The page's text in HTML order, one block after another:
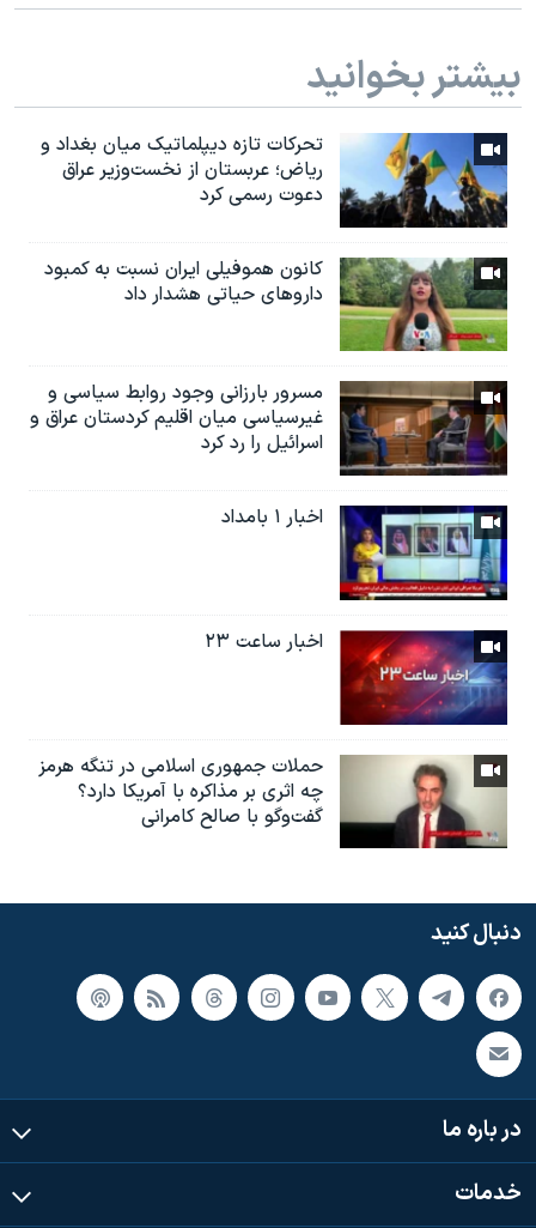
بیشتر بخوانید
تحرکات تازه دیپلماتیک میان بغداد و
ریاض؛ عربستان از نخست‌وزیر عراق
دعوت رسمی کرد
کانون هموفیلی ایران نسبت به کمبود
داروهای حیاتی هشدار داد
مسرور بارزانی وجود روابط سیاسی و
غیرسیاسی میان اقلیم کردستان عراق و
اسرائيل را رد کرد
اخبار ۱ بامداد
اخبار ساعت ۲۳
حملات جمهوری اسلامی در تنگه هرمز
چه اثری بر مذاکره با آمریکا دارد؟
گفت‌وگو با صالح کامرانی
دنبال کنید
در باره ما
خدمات